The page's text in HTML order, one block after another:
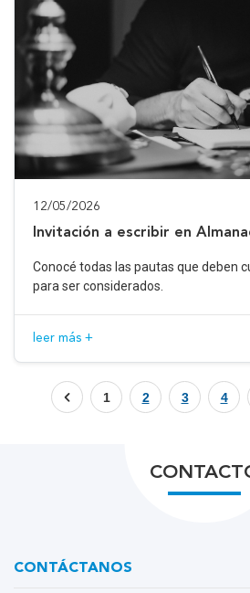
12/05/2026
Invitación a escribir en
Conocé todas las pautas que deben
para ser considerados.
leer más +
1 2 3 4
CONTÁCTANOS